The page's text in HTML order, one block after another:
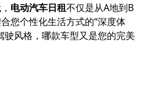
电动汽车日租不仅是从A地到B
您个性化生活方式的“深度体
驶风格，哪款车型又是您的完美